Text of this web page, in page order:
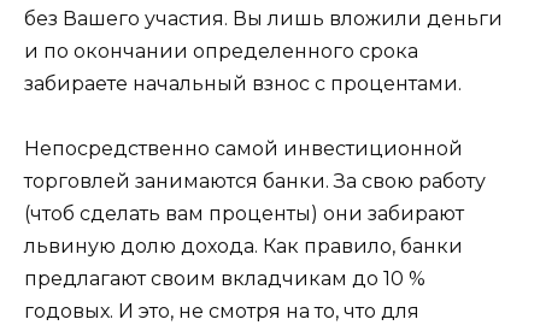
без Вашего участия. Вы лишь вложили деньги
и по окончании определенного срока
забираете начальный взнос с процентами.
Непосредственно самой инвестиционной
торговлей занимаются банки. За свою работу
(чтоб сделать вам проценты) они забирают
львиную долю дохода. Как правило, банки
предлагают своим вкладчикам до 10 %
годовых. И это, не смотря на то, что для